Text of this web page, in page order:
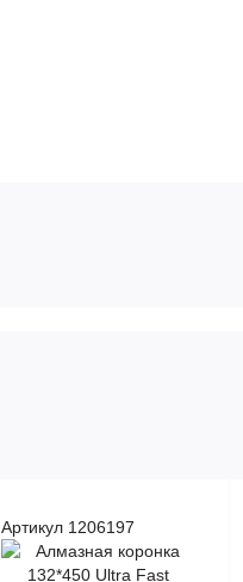
Артикул 1206197